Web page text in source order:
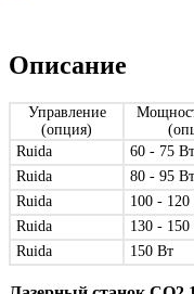
Описание
Управление
(опция)
Ruida
60 - 75 Вт
Ruida
80 - 95 Вт
Ruida
100 - 120
Ruida
130 - 150
Ruida
150 Вт